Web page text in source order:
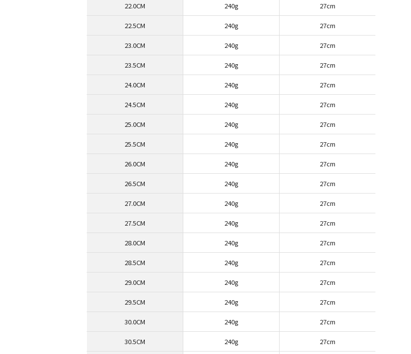
22.0CM 240g 27cm
22.5CM 240g 27cm
23.0CM 240g 27cm
23.5CM 240g 27cm
24.0CM 240g 27cm
24.5CM 240g 27cm
25.0CM 240g 27cm
25.5CM 240g 27cm
26.0CM 240g 27cm
26.5CM 240g 27cm
27.0CM 240g 27cm
27.5CM 240g 27cm
28.0CM 240g 27cm
28.5CM 240g 27cm
29.0CM 240g 27cm
29.5CM 240g 27cm
30.0CM 240g 27cm
30.5CM 240g 27cm